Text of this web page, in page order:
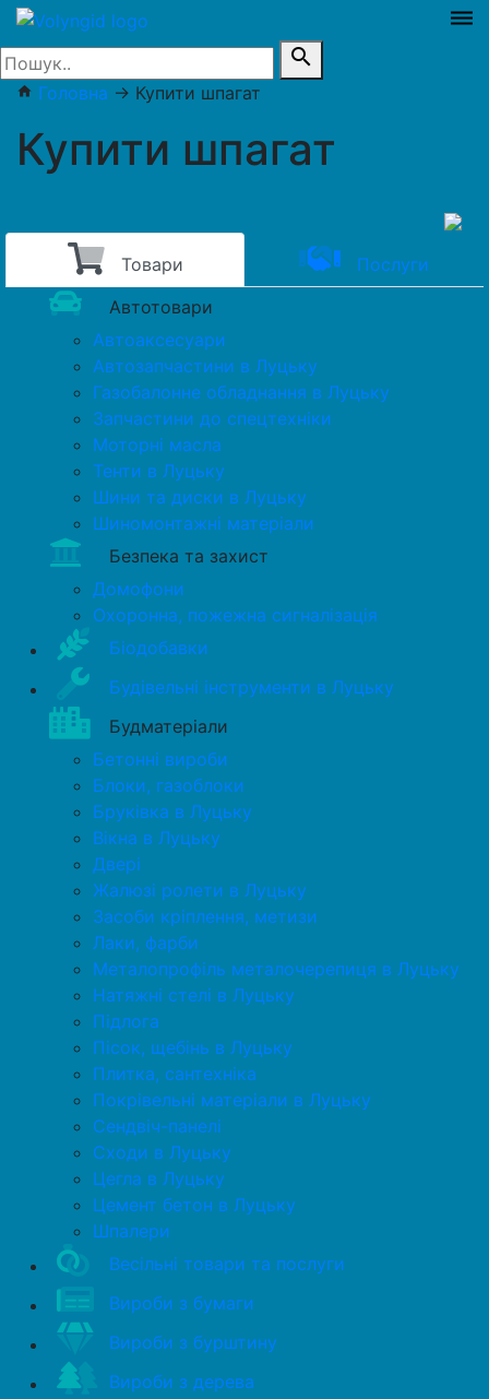
dehaze
search
home Головна → Купити шпагат
Купити шпагат
Товари
Послуги
Автотовари
Автоаксесуари
Автозапчастини в Луцьку
Газобалонне обладнання в Луцьку
Запчастини до спецтехніки
Моторні масла
Тенти в Луцьку
Шини та диски в Луцьку
Шиномонтажні матеріали
Безпека та захист
Домофони
Охоронна, пожежна сигналізація
Біодобавки
Будівельні інструменти в Луцьку
Будматеріали
Бетонні вироби
Блоки, газоблоки
Бруківка в Луцьку
Вікна в Луцьку
Двері
Жалюзі ролети в Луцьку
Засоби кріплення, метизи
Лаки, фарби
Металопрофіль металочерепиця в Луцьку
Натяжні стелі в Луцьку
Підлога
Пісок, щебінь в Луцьку
Плитка, сантехніка
Покрівельні матеріали в Луцьку
Сендвіч-панелі
Сходи в Луцьку
Цегла в Луцьку
Цемент бетон в Луцьку
Шпалери
Весільні товари та послуги
Вироби з бумаги
Вироби з бурштину
Вироби з дерева